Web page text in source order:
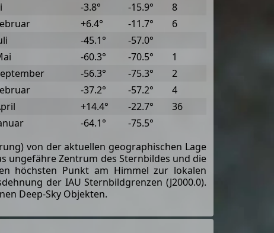
-3.8° -15.9°
8
+6.4° -11.7°
6
-45.1°
-57.0°
-60.3° -70.5°
1
-56.3° -75.3°
2
-37.2° -57.2°
4
+14.4° -22.7°
36
-64.1°
-75.5°
von der aktuellen geographischen Lage
ungefähre Zentrum des Sternbildes und die
höchsten Punkt am Himmel zur lokalen
der IAU Sternbildgrenzen (J2000.0).
Deep-Sky Objekten.